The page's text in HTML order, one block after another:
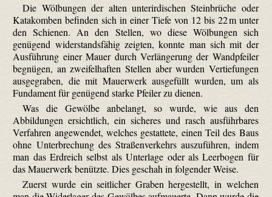
Die Wölbungen der alten unterirdischen Steinbrüche oder
Katakomben befinden sich in einer Tiefe von 12 bis 22 m unter
den Schienen. An den Stellen, wo diese Wölbungen sich
genügend widerstandsfähig zeigten, konnte man sich mit der
Ausführung einer Mauer durch Verlängerung der Wandpfeiler
begnügen, an zweifelhaften Stellen aber wurden Vertiefungen
ausgegraben, die mit Mauerwerk ausgefüllt wurden, um als
Fundament für genügend starke Pfeiler zu dienen.
Was die Gewölbe anbelangt, so wurde, wie aus den
Abbildungen ersichtlich, ein sicheres und rasch ausführbares
Verfahren angewendet, welches gestattete, einen Teil des Baus
ohne Unterbrechung des Straßenverkehrs auszuführen, indem
man das Erdreich selbst als Unterlage oder als Leerbogen für
das Mauerwerk benützte. Dies geschah in folgender Weise.
Zuerst wurde ein seitlicher Graben hergestellt, in welchen